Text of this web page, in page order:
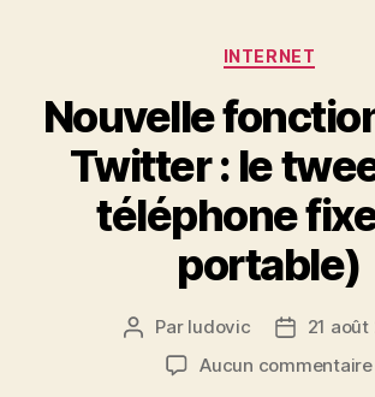
Catégories
INTERNET
Nouvelle
Twitter : le
téléphone
portable)
Auteur
l’article
Par ludovic
Date21 août
Aucun commentaire